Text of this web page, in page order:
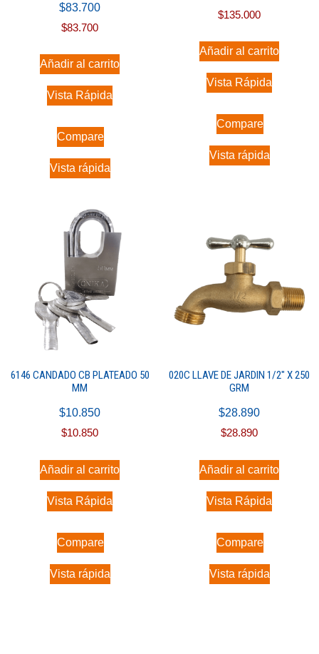
$83.700
$83.700
Añadir al carrito
Vista Rápida
Compare
Vista rápida
$135.000
Añadir al carrito
Vista Rápida
Compare
Vista rápida
6146 CANDADO CB PLATEADO 50
MM
$10.850
$10.850
Añadir al carrito
Vista Rápida
Compare
Vista rápida
020C LLAVE DE JARDIN 1/2″ X 250
GRM
$28.890
$28.890
Añadir al carrito
Vista Rápida
Compare
Vista rápida